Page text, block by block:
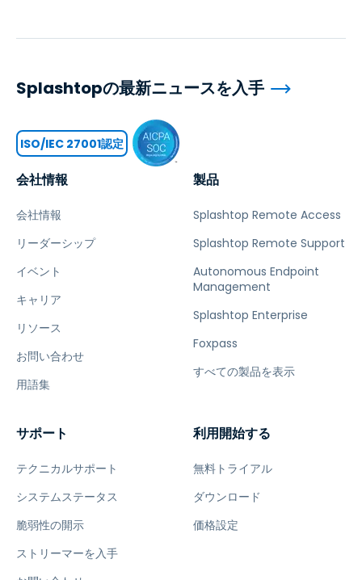
会社情報
会社情報
リーダーシップ
イベント
キャリア
リソース
お問い合わせ
用語集
製品
Splashtop Remote Access
Splashtop Remote Support
Autonomous Endpoint
Management
Splashtop Enterprise
Foxpass
すべての製品を表示
サポート
テクニカルサポート
システムステータス
脆弱性の開示
ストリーマーを入手
利用開始する
無料トライアル
ダウンロード
価格設定
Splashtopの最新ニュースを入手
ISO/IEC 27001認定